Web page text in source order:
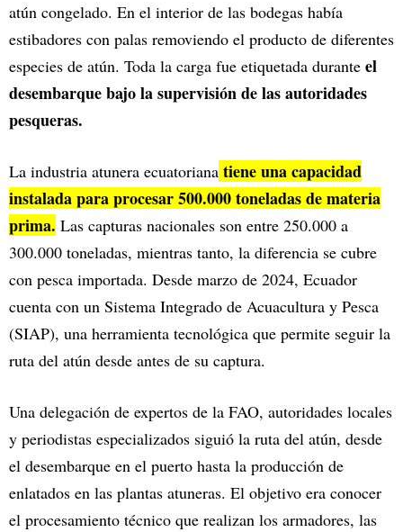
atún congelado. En el interior de las bodegas había
estibadores con palas removiendo el producto de diferentes
especies de atún. Toda la carga fue etiquetada durante el
desembarque bajo la supervisión de las autoridades
pesqueras.
La industria atunera ecuatoriana tiene una capacidad
instalada para procesar 500.000 toneladas de materia
prima. Las capturas nacionales son entre 250.000 a
300.000 toneladas, mientras tanto, la diferencia se cubre
con pesca importada. Desde marzo de 2024, Ecuador
cuenta con un Sistema Integrado de Acuacultura y Pesca
(SIAP), una herramienta tecnológica que permite seguir la
ruta del atún desde antes de su captura.
Una delegación de expertos de la FAO, autoridades locales
y periodistas especializados siguió la ruta del atún, desde
el desembarque en el puerto hasta la producción de
enlatados en las plantas atuneras. El objetivo era conocer
el procesamiento técnico que realizan los armadores, las